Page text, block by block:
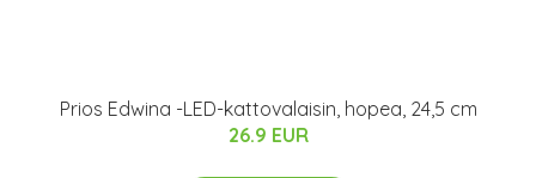
Prios Edwina -LED-kattovalaisin, hopea, 24,5 cm
26.9 EUR